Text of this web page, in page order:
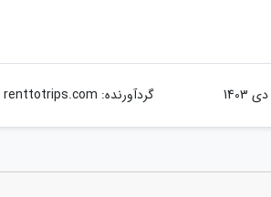
گردآورنده: renttotrips.com